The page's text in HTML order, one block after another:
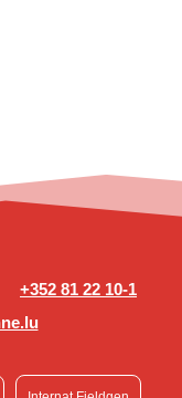
+352 81 22 10-1